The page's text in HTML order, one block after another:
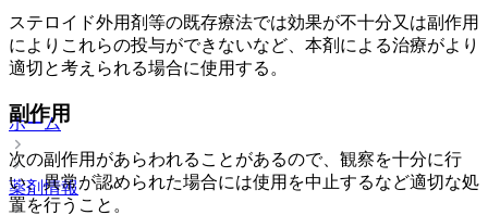
ステロイド外用剤等の既存療法では効果が不十分又は副作用
によりこれらの投与ができないなど、本剤による治療がより
適切と考えられる場合に使用する。
副作用
次の副作用があらわれることがあるので、観察を十分に行
い、異常が認められた場合には使用を中止するなど適切な処
置を行うこと。
ホーム
薬剤情報